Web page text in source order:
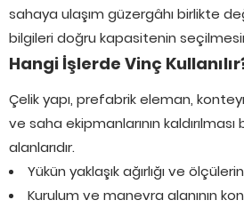
sahaya ulaşım güzergâhı birlikte
bilgileri doğru kapasitenin
Hangi İşlerde Vinç
Çelik yapı, prefabrik eleman,
ve saha ekipmanlarının kaldırılması
alanlarıdır.
Yükün yaklaşık ağırlığı ve
Kurulum ve manevra alanının